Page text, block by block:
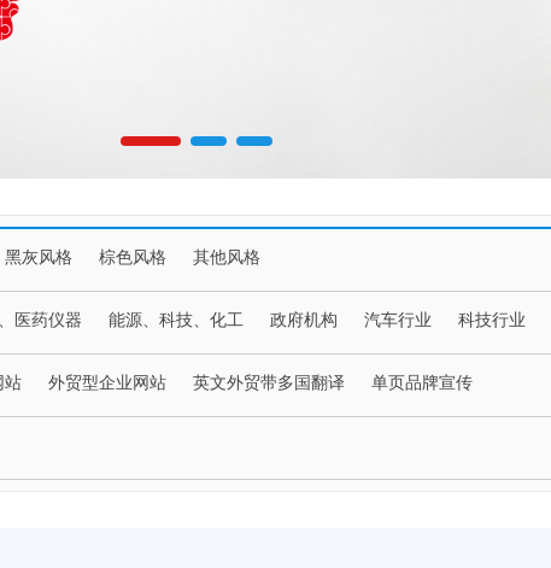
黑灰风格 棕色风格 其他风格
医药仪器 能源、科技、化工 政府机构 汽车行业 科技行业
站 外贸型企业网站 英文外贸带多国翻译 单页品牌宣传